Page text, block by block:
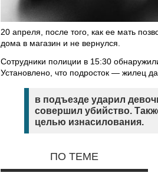
20 апреля, после того, как ее мать
дома в магазин и не вернулся.
Сотрудники полиции в 15:30
Установлено, что подросток — жилец
в подъезде ударил
совершил убийство.
целью изнасилования.
ПО ТЕМЕ